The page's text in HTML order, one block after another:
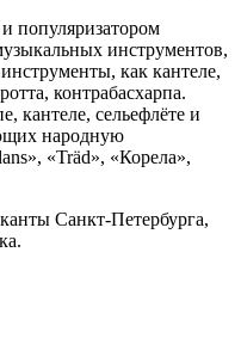
популяризатором
инструментов,
как кантеле,
контрабасхарпа.
кантеле, сельефлёте и
народную
«Träd», «Корела»,
Санкт-Петербурга,